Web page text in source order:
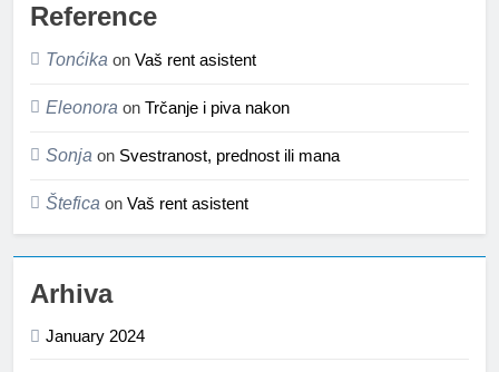
Reference
Tonćika on Vaš rent asistent
Eleonora on Trčanje i piva nakon
Sonja on Svestranost, prednost ili mana
Štefica on Vaš rent asistent
Arhiva
January 2024